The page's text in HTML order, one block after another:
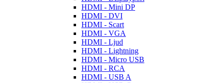
HDMI - Mini DP
HDMI - DVI
HDMI - Scart
HDMI - VGA
HDMI - Ljud
HDMI - Lightning
HDMI - Micro USB
HDMI - RCA
HDMI - USB A